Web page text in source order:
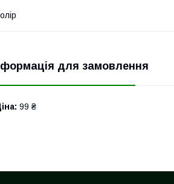
для замовлення
99 ₴